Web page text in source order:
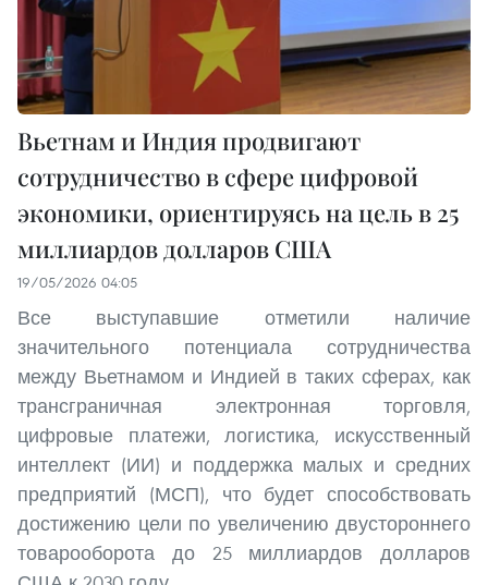
Вьетнам и Индия продвигают
сотрудничество в сфере цифровой
экономики, ориентируясь на цель в 25
миллиардов долларов США
19/05/2026 04:05
Все выступавшие отметили наличие
значительного потенциала сотрудничества
между Вьетнамом и Индией в таких сферах, как
трансграничная электронная торговля,
цифровые платежи, логистика, искусственный
интеллект (ИИ) и поддержка малых и средних
предприятий (МСП), что будет способствовать
достижению цели по увеличению двустороннего
товарооборота до 25 миллиардов долларов